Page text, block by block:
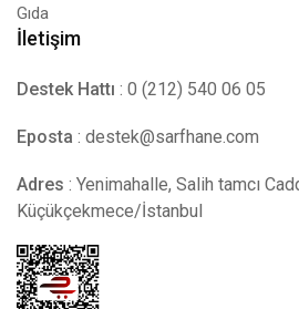
Gıda
İletişim
Destek Hattı : 0 (212) 540 06 05
Eposta : destek@sarfhane.com
Adres : Yenimahalle, Salih tamcı
Küçükçekmece/İstanbul